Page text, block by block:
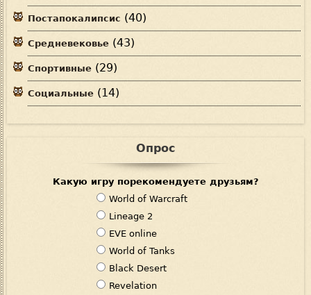
Постапокалипсис (40)
Средневековье (43)
Спортивные (29)
Социальные (14)
Опрос
Какую игру порекомендуете друзьям?
В
а
р
и
а
н
World of Warcraft
Lineage 2
EVE online
World of Tanks
Black Desert
Revelation